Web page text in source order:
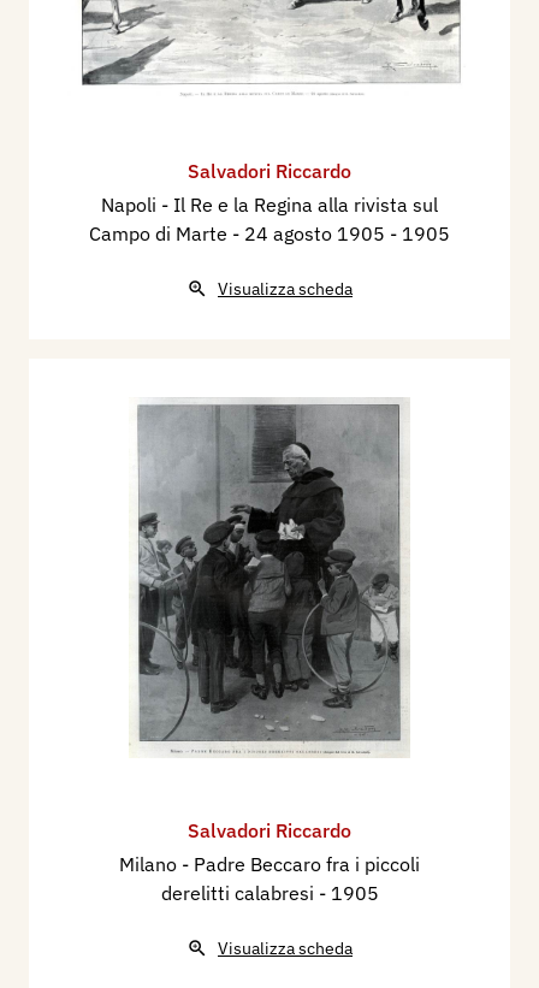
Salvadori Riccardo
Napoli - Il Re e la Regina alla rivista sul
Campo di Marte - 24 agosto 1905 - 1905
Visualizza scheda
Salvadori Riccardo
Milano - Padre Beccaro fra i piccoli
derelitti calabresi - 1905
Visualizza scheda